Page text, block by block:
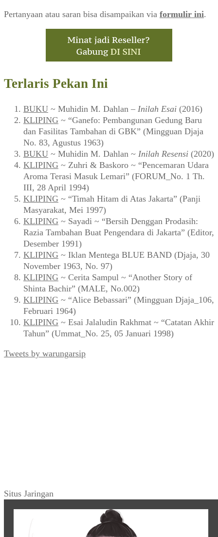
Pertanyaan atau saran bisa disampaikan via formulir ini.
Terlaris Pekan Ini
BUKU ~ Muhidin M. Dahlan – Inilah Esai (2016)
KLIPING ~ “Ganefo: Pembangunan Gedung Baru
dan Fasilitas Tambahan di GBK” (Mingguan Djaja
No. 83, Agustus 1963)
BUKU ~ Muhidin M. Dahlan ~ Inilah Resensi (2020)
KLIPING ~ Zuhri & Baskoro ~ “Pencemaran Udara
Aroma Terasi Masuk Lemari” (FORUM_No. 1 Th.
III, 28 April 1994)
KLIPING ~ “Timah Hitam di Atas Jakarta” (Panji
Masyarakat, Mei 1997)
KLIPING ~ Sayadi ~ “Bersih Denggan Prodasih:
Razia Tambahan Buat Pengendara di Jakarta” (Editor,
Desember 1991)
KLIPING ~ Iklan Mentega BLUE BAND (Djaja, 30
November 1963, No. 97)
KLIPING ~ Cerita Sampul ~ “Another Story of
Shinta Bachir” (MALE, No.002)
KLIPING ~ “Alice Bebassari” (Mingguan Djaja_106,
Februari 1964)
KLIPING ~ Esai Jalaludin Rakhmat ~ “Catatan Akhir
Tahun” (Ummat_No. 25, 05 Januari 1998)
Tweets by warungarsip
Situs Jaringan